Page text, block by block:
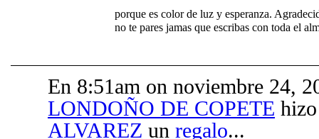
porque es color de luz y esperanza.
no te pares jamas que escribas con toda el
En 8:51am on noviembre 24,
LONDOÑO DE COPETE
ALVAREZ un regalo...